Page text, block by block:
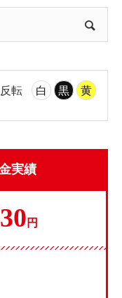
転 白 黒 黄
実績
円